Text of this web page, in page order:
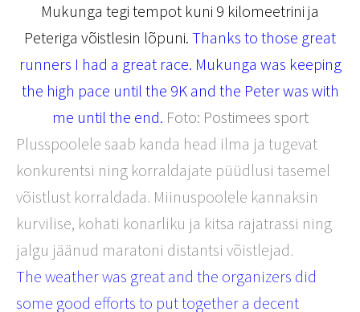
Mukunga tegi tempot kuni 9 kilomeetrini ja
Peteriga võistlesin lõpuni. Thanks to those great
runners I had a great race. Mukunga was keeping
the high pace until the 9K and the Peter was with
me until the end. Foto: Postimees sport
Plusspoolele saab kanda head ilma ja tugevat
konkurentsi ning korraldajate püüdlusi tasemel
võistlust korraldada. Miinuspoolele kannaksin
kurvilise, kohati konarliku ja kitsa rajatrassi ning
jalgu jäänud maratoni distantsi võistlejad.
The weather was great and the organizers did
some good efforts to put together a decent